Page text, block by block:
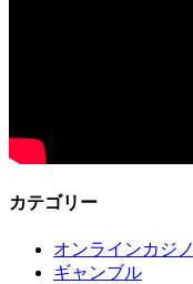
カテゴリー
オンラインカジノ
ギャンブル